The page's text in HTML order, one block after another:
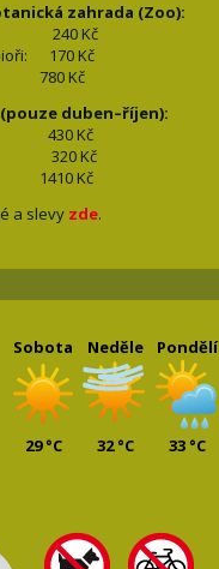
zahrada (Zoo):
240 Kč
170 Kč
780 Kč
duben–říjen):
430 Kč
320 Kč
1410 Kč
a slevy zde.
Sobota
29 °C
Neděle
32 °C
Pondělí
33 °C